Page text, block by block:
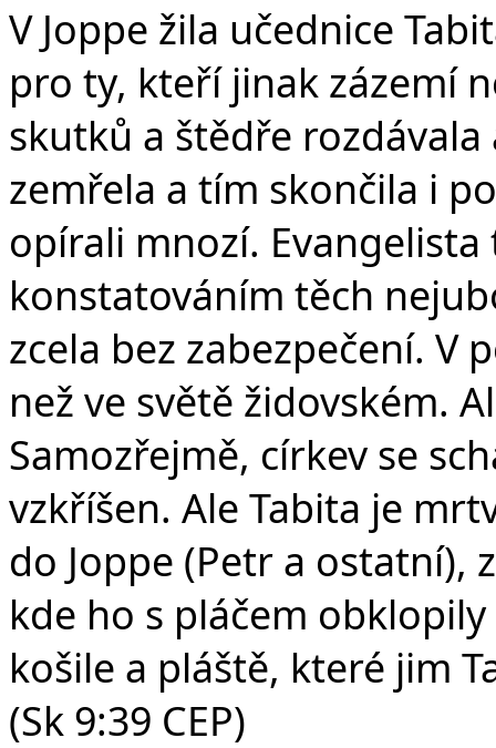
V Joppe žila učednice
pro ty, kteří jinak zázemí
skutků a štědře rozdávala
zemřela a tím skončila i
opírali mnozí.
konstatováním těch
zcela bez zabezpečení. V
než ve světě židovském.
Samozřejmě, církev se
vzkříšen. Ale Tabita je
do Joppe (Petr a
kde ho s pláčem
košile a pláště, které jim
(Sk 9:39 CEP)